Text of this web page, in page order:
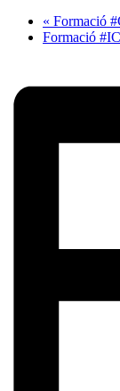
« Formació
Formació